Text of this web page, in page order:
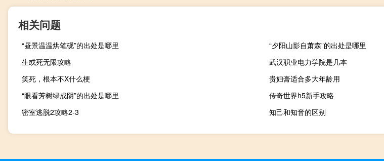
相关问题
“昼景温温烘笔砚”的出处是哪里
“夕阳山影自萧森”的出处是哪里
生或死无限攻略
武汉职业电力学院是几本
笑死，根本不X什么梗
贵妇膏适合多大年龄用
“眼看芳树绿成阴”的出处是哪里
传奇世界h5新手攻略
密室逃脱2攻略2-3
知己和知音的区别